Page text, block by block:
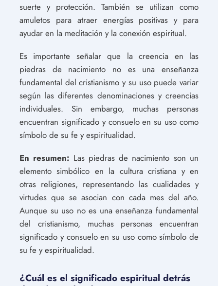
suerte y protección. También se utilizan como
amuletos para atraer energías positivas y para
ayudar en la meditación y la conexión espiritual.
Es importante señalar que la creencia en las
piedras de nacimiento no es una enseñanza
fundamental del cristianismo y su uso puede variar
según las diferentes denominaciones y creencias
individuales. Sin embargo, muchas personas
encuentran significado y consuelo en su uso como
símbolo de su fe y espiritualidad.
En resumen: Las piedras de nacimiento son un
elemento simbólico en la cultura cristiana y en
otras religiones, representando las cualidades y
virtudes que se asocian con cada mes del año.
Aunque su uso no es una enseñanza fundamental
del cristianismo, muchas personas encuentran
significado y consuelo en su uso como símbolo de
su fe y espiritualidad.
¿Cuál es el significado espiritual detrás